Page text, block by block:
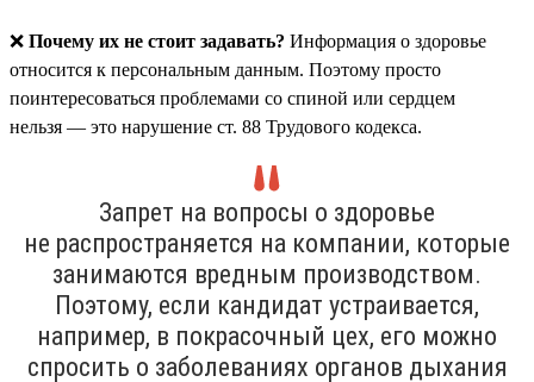
❌ Почему их не стоит задавать? Информация о здоровье
относится к персональным данным. Поэтому просто
поинтересоваться проблемами со спиной или сердцем
нельзя — это нарушение ст. 88 Трудового кодекса.
Запрет на вопросы о здоровье
не распространяется на компании, которые
занимаются вредным производством.
Поэтому, если кандидат устраивается,
например, в покрасочный цех, его можно
спросить о заболеваниях органов дыхания